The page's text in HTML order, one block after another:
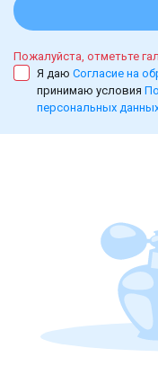
Пожалуйста, отметьте
Я даю Согласие на
принимаю условия
персональных